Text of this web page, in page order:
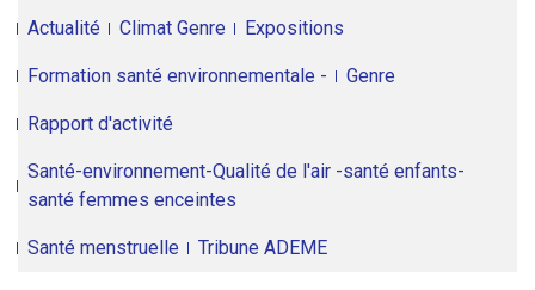
Actualité Climat Genre Expositions
Formation santé environnementale - Genre
Rapport d'activité
Santé-environnement-Qualité de l'air -santé enfants-
santé femmes enceintes
Santé menstruelle Tribune ADEME